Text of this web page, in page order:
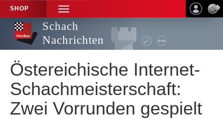
SHOP
TOGGLE
NAVIGATION
Schach
Nachrichten
Östereichische Internet-
Schachmeisterschaft:
Zwei Vorrunden gespielt